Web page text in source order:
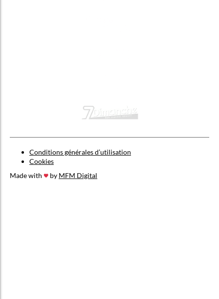
Conditions générales d’utilisation
Cookies
Made with
by MFM Digital